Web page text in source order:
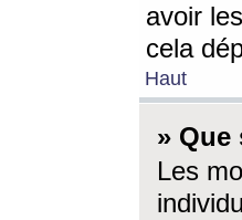
avoir
cela
Haut
» Que
Les